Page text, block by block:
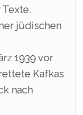
jüdischen
1939 vor
Kafkas
nach